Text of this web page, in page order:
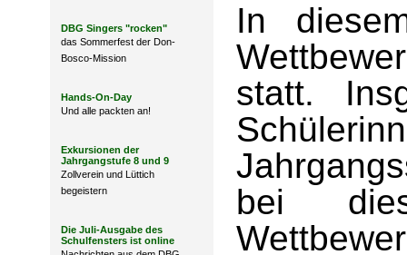
DBG Singers "rocken"
das Sommerfest der Don-
Bosco-Mission
Hands-On-Day
Und alle packten an!
Exkursionen der
Jahrgangstufe 8 und 9
Zollverein und Lüttich
begeistern
Die Juli-Ausgabe des
Schulfensters ist online
In
statt.
bei